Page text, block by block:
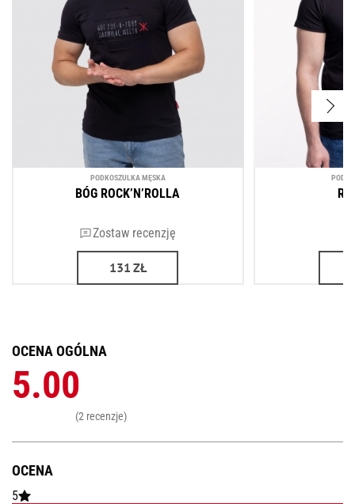
PODKOSZULKA MĘSKA
BÓG ROCK’N’ROLLA
Zostaw recenzję
131 ZŁ
OCENA
5
OCENA OGÓLNA
5.00
(2 recenzje)